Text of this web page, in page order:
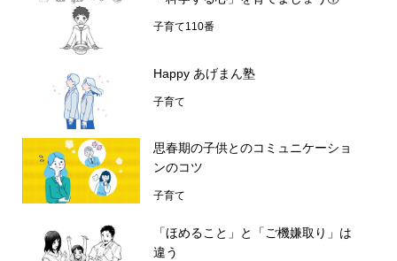
子育て110番
Happy あげまん塾
子育て
思春期の子供とのコミュニケーショ
ンのコツ
子育て
「ほめること」と「ご機嫌取り」は
違う